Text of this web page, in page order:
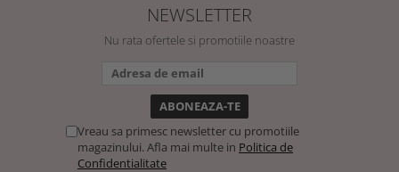
NEWSLETTER
Nu rata ofertele si promotiile noastre
Vreau sa primesc newsletter cu promotiile
magazinului. Afla mai multe in Politica de
Confidentialitate